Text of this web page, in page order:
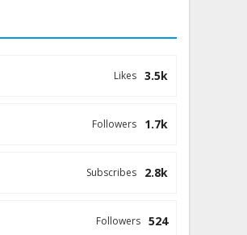
3.5k
Likes
1.7k
Followers
2.8k
Subscribes
524
Followers